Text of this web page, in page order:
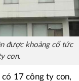
được khoảng cổ tức
con.
17 công ty con,